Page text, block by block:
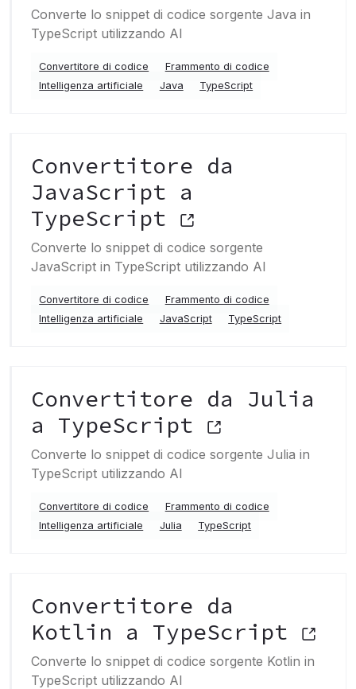
Converte lo snippet di codice sorgente Java in
TypeScript utilizzando AI
Convertitore di codice
Frammento di codice
Intelligenza artificiale
Java TypeScript
Convertitore da
JavaScript a
TypeScript
Converte lo snippet di codice sorgente
JavaScript in TypeScript utilizzando AI
Convertitore di codice
Frammento di codice
Intelligenza artificiale
JavaScript TypeScript
Convertitore da Julia
a TypeScript
Converte lo snippet di codice sorgente Julia in
TypeScript utilizzando AI
Convertitore di codice
Frammento di codice
Intelligenza artificiale
Julia TypeScript
Convertitore da
Kotlin a TypeScript
Converte lo snippet di codice sorgente Kotlin in
TypeScript utilizzando AI